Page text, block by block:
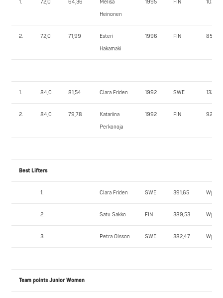
1. 72,0 64,36
Melisa
Heinonen
1995 FIN 102,5
2. 72,0 71,99
Esteri
Hakamaki
1996 FIN 85,0
1. 84,0 81,54 Clara Friden 1992 SWE 132,5
2. 84,0 79,78
Katariina
Perkonoja
1992 FIN 92,5
Best Lifters
1. Clara Friden SWE 391,65 Wpts
2. Satu Sakko FIN 389,53 Wpts
3. Petra Olsson SWE 382,47 Wpts
Team points Junior Women